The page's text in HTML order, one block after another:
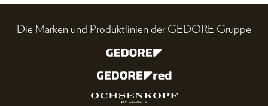
Die Marken und Produktlinien der GEDORE Gruppe